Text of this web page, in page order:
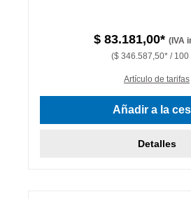
$ 83.181,00* (IVA
($ 346.587,50* / 100
Artículo de tarifas
Añadir a la
Detalles